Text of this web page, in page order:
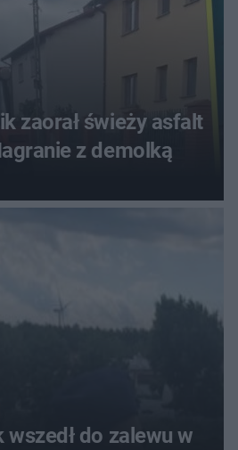
zaorał świeży asfalt
z demolką
do zalewu w